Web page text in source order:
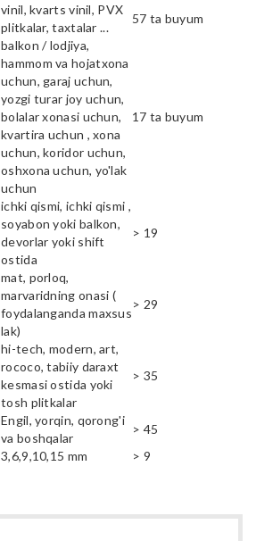
vinil, kvarts vinil, PVX
plitkalar, taxtalar ...
57 ta buyum
balkon / lodjiya,
hammom va hojatxona
uchun, garaj uchun,
yozgi turar joy uchun,
bolalar xonasi uchun,
kvartira uchun , xona
uchun, koridor uchun,
oshxona uchun, yo'lak
uchun
17 ta buyum
ichki qismi, ichki qismi ,
soyabon yoki balkon,
devorlar yoki shift
ostida
> 19
mat, porloq,
marvaridning onasi (
foydalanganda maxsus
lak)
> 29
hi-tech, modern, art,
rococo, tabiiy daraxt
kesmasi ostida yoki
tosh plitkalar
> 35
Engil, yorqin, qorong'i
va boshqalar
> 45
3,6,9,10,15 mm > 9